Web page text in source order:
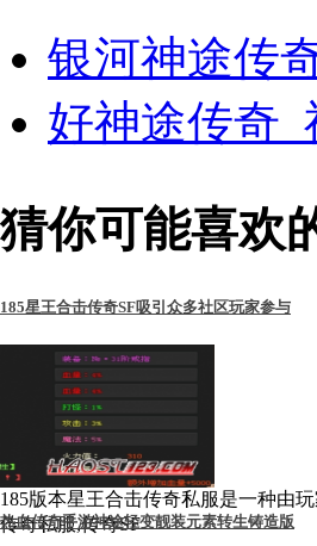
银河神途传
好神途传奇
猜你可能喜欢
185星王合击传奇SF吸引众多社区玩家参与
185版本星王合击传奇私服是一种由
传奇私服,传奇SF
热血传奇手游神途轻变靓装元素转生铸造版